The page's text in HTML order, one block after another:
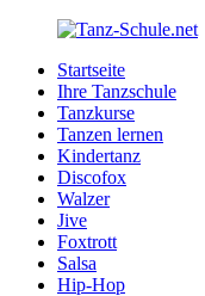
Zurück
Inhalt
Tanz-
Schule.net
Ihre
Tanzschule
Internet
Startseite
Ihre Tanzschule
Tanzkurse
Tanzen lernen
Kindertanz
Discofox
Walzer
Jive
Foxtrott
Salsa
Hip-Hop